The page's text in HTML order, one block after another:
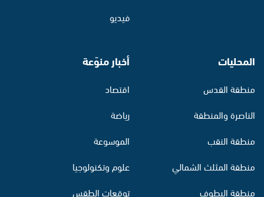
فيديو
المحليات
منطقة القدس
الناصرة والمنطقة
منطقة النقب
منطقة المثلث الشمالي
منطقة البطوف
أخبار منوّعة
اقتصاد
رياضة
الموسوعة
علوم وتكنولوجيا
توقعات الطقس